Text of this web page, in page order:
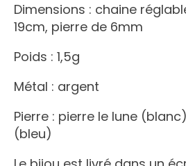
Dimensions : chaine
19cm, pierre de 6mm
Poids : 1,5g
Métal : argent
Pierre : pierre le lune
(bleu)